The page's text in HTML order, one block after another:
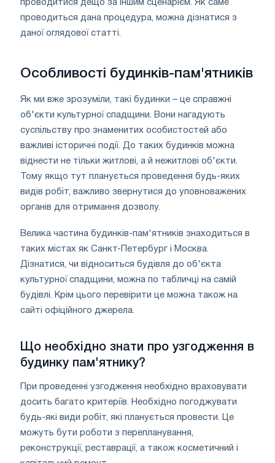
проводитися дещо за іншим сценарієм. Як саме
проводиться дана процедура, можна дізнатися з
даної оглядової статті.
Особливості будинків-пам'ятників
Як ми вже зрозуміли, такі будинки – це справжні
об'єкти культурної спадщини. Вони нагадують
суспільству про знаменитих особистостей або
важливі історичні події. До таких будинків можна
віднести не тільки житлові, а й нежитлові об'єкти.
Тому якщо тут планується проведення будь-яких
видів робіт, важливо звернутися до уповноважених
органів для отримання дозволу.
Велика частина будинків-пам'ятників знаходиться в
таких містах як Санкт-Петербург і Москва.
Дізнатися, чи відноситься будівля до об'єкта
культурної спадщини, можна по табличці на самій
будівлі. Крім цього перевірити це можна також на
сайті офіційного джерела.
Що необхідно знати про узгодження в
будинку пам'ятнику?
При проведенні узгодження необхідно враховувати
досить багато критеріїв. Необхідно погоджувати
будь-які види робіт, які планується провести. Це
можуть бути роботи з перепланування,
реконструкції, реставрації, а також косметичний і